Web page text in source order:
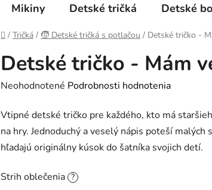
Mikiny Detské tričká Detské
Domov
/ Tričká / 🧒 Detské tričká s potlačou / Detské tričko -
Detské tričko - Mám
Priemerné
produktu
je
0,0
5
Neohodnotené Podrobnosti hodnotenia
Vtipné detské tričko pre každého, kto má
na hry. Jednoduchý a veselý nápis poteší malých
hľadajú originálny kúsok do šatníka svojich detí.
Strih oblečenia ?